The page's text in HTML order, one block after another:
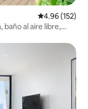
Calificación
4.96 (152)
baño al aire libre,